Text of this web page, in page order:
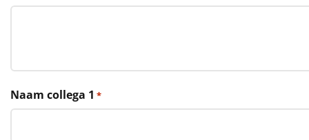
Thema
Rituals
Luxe
Naam collega 1 *